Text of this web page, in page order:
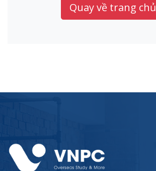
Quay về trang chủ